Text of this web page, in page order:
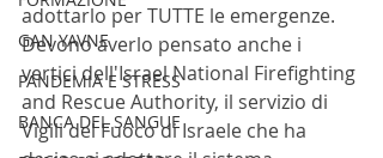
GAN YAVNE
PANDEMIA E STRESS
BANCA DEL SANGUE
adottarlo per TUTTE le emergenze.
Devono averlo pensato anche i
vertici dell'Israel National Firefighting
and Rescue Authority, il servizio di
Vigili del Fuoco di Israele che ha